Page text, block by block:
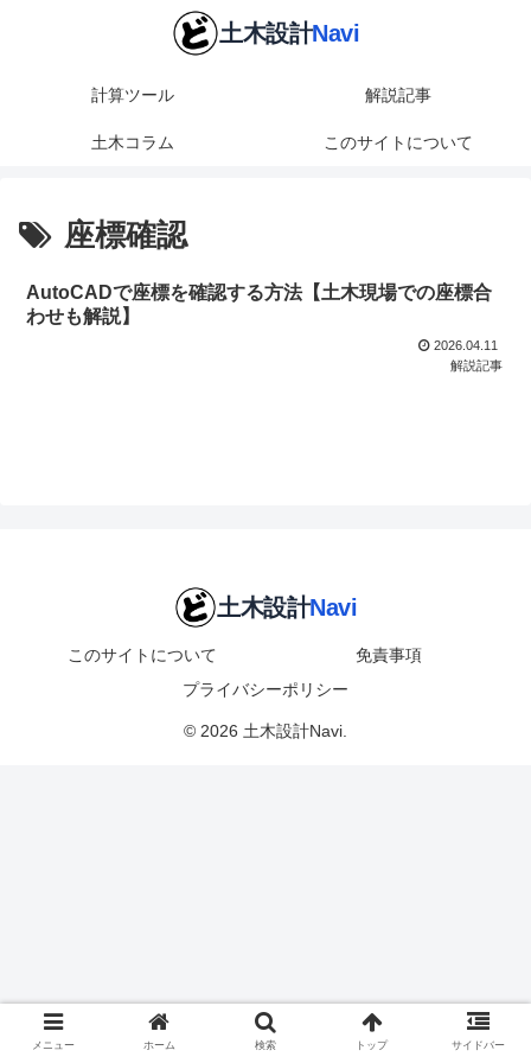
計算ツール 解説記事
土木コラム このサイトについて
座標確認
AutoCADで座標を確認する方法【土木現場での座標合
わせも解説】
2026.04.11
解説記事
このサイトについて
免責事項
プライバシーポリシー
© 2026 土木設計Navi.
メニュー ホーム 検索 トップ サイドバー